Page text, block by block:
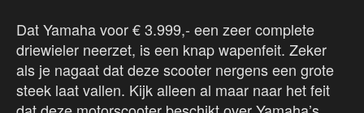
Dat Yamaha voor € 3.999,- een zeer complete
driewieler neerzet, is een knap wapenfeit. Zeker
als je nagaat dat deze scooter nergens een grote
steek laat vallen. Kijk alleen al maar naar het feit